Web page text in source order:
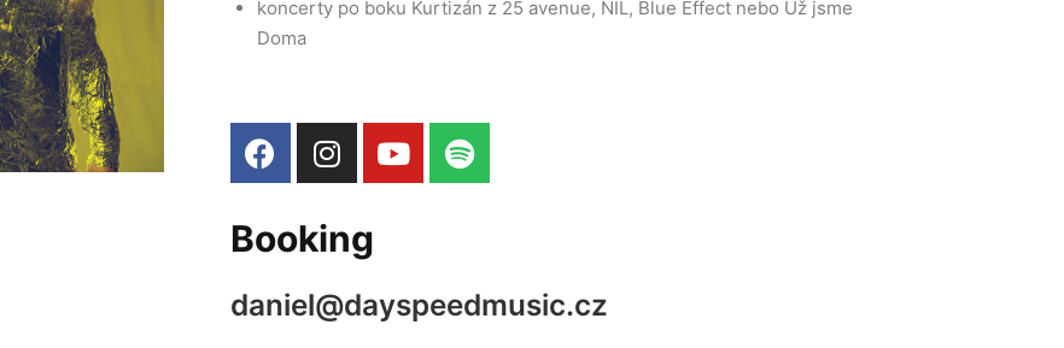
koncerty po boku Kurtizán z 25 avenue, NIL, Blue Effect nebo Už jsme
Doma
Booking
daniel@dayspeedmusic.cz